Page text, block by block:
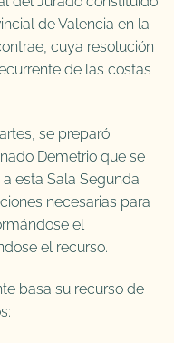
de Valencia en la
cuya resolución
de las costas
se preparó
Demetrio que se
esta Sala Segunda
necesarias para
el
el recurso.
basa su recurso de